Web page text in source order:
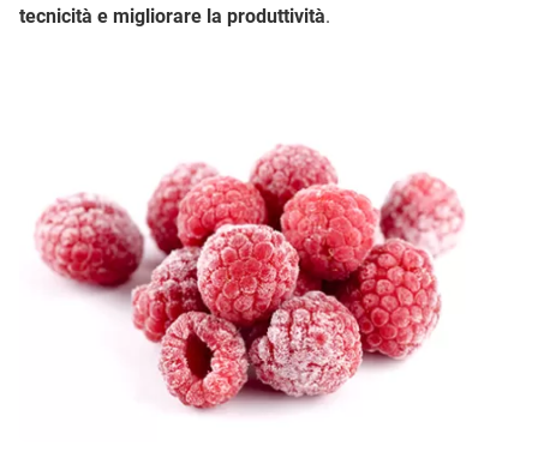
tecnicità e migliorare la produttività.